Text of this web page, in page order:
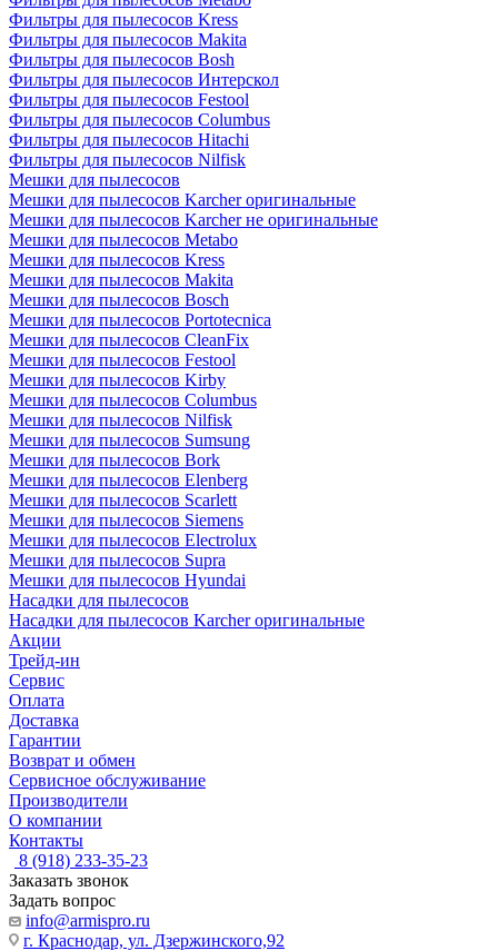
Фильтры для пылесосов Kress
Фильтры для пылесосов Makita
Фильтры для пылесосов Bosh
Фильтры для пылесосов Интерскол
Фильтры для пылесосов Festool
Фильтры для пылесосов Columbus
Фильтры для пылесосов Hitachi
Фильтры для пылесосов Nilfisk
Мешки для пылесосов
Мешки для пылесосов Karcher оригинальные
Мешки для пылесосов Karcher не оригинальные
Мешки для пылесосов Metabo
Мешки для пылесосов Kress
Мешки для пылесосов Makita
Мешки для пылесосов Bosch
Мешки для пылесосов Portotecnica
Мешки для пылесосов CleanFix
Мешки для пылесосов Festool
Мешки для пылесосов Kirby
Мешки для пылесосов Columbus
Мешки для пылесосов Nilfisk
Мешки для пылесосов Sumsung
Мешки для пылесосов Bork
Мешки для пылесосов Elenberg
Мешки для пылесосов Scarlett
Мешки для пылесосов Siemens
Мешки для пылесосов Electrolux
Мешки для пылесосов Supra
Мешки для пылесосов Hyundai
Насадки для пылесосов
Насадки для пылесосов Karcher оригинальные
Акции
Трейд-ин
Сервис
Оплата
Доставка
Гарантии
Возврат и обмен
Сервисное обслуживание
Производители
О компании
Контакты
8 (918) 233-35-23
Заказать звонок
Задать вопрос
info@armispro.ru
г. Краснодар, ул. Дзержинского,92